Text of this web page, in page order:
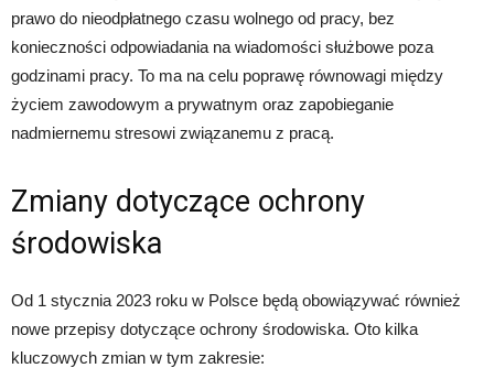
prawo do nieodpłatnego czasu wolnego od pracy, bez
konieczności odpowiadania na wiadomości służbowe poza
godzinami pracy. To ma na celu poprawę równowagi między
życiem zawodowym a prywatnym oraz zapobieganie
nadmiernemu stresowi związanemu z pracą.
Zmiany dotyczące ochrony
środowiska
Od 1 stycznia 2023 roku w Polsce będą obowiązywać również
nowe przepisy dotyczące ochrony środowiska. Oto kilka
kluczowych zmian w tym zakresie: